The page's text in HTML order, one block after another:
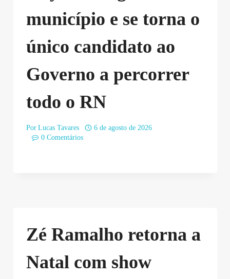
município e se torna o
único candidato ao
Governo a percorrer
todo o RN
Por Lucas Tavares
6 de agosto de 2026
0 Comentários
Zé Ramalho retorna a
Natal com show